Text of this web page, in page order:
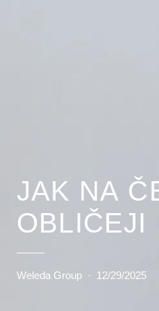
JAK NA
OBLIČEJI
Weleda Group · 12/29/2025